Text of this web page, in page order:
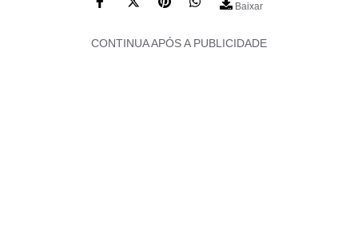
Baixar
CONTINUA APÓS A PUBLICIDADE